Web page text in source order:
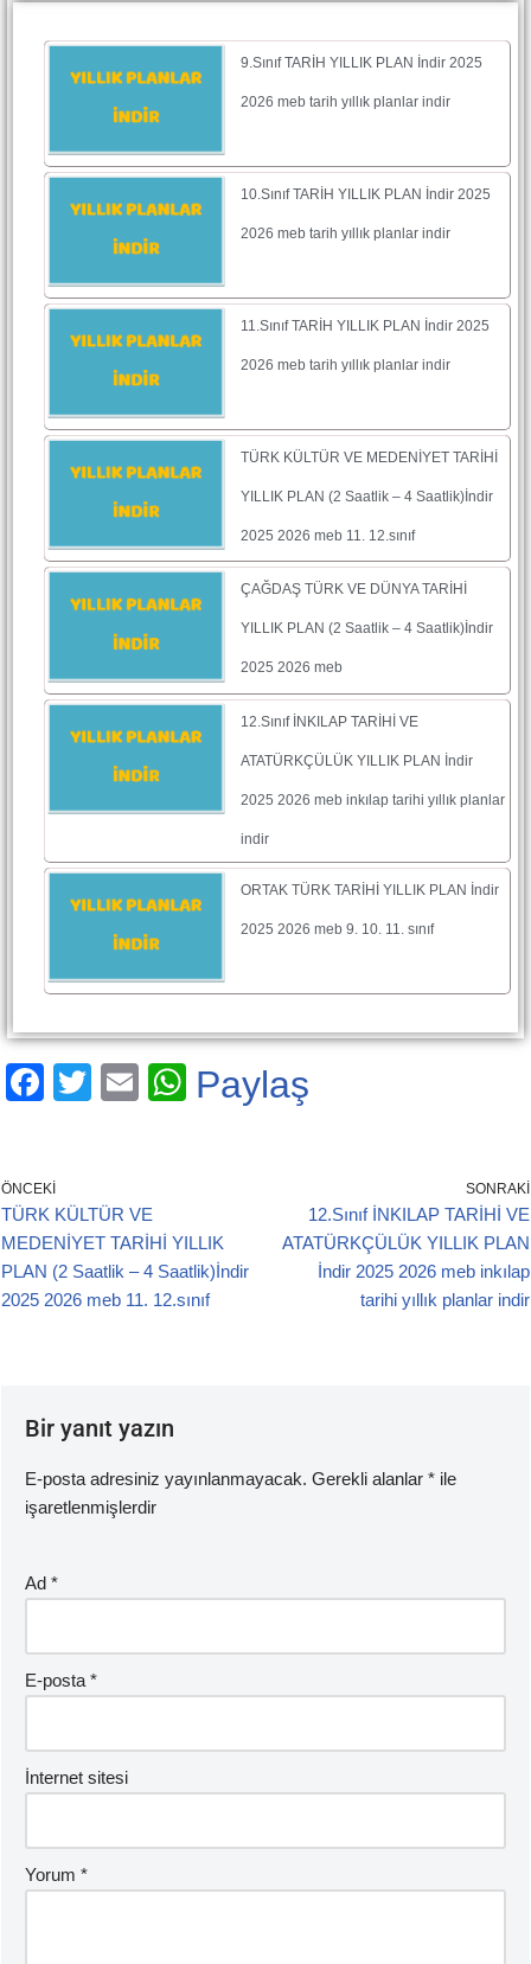
9.Sınıf TARİH YILLIK PLAN İndir 2025
2026 meb tarih yıllık planlar indir
10.Sınıf TARİH YILLIK PLAN İndir 2025
2026 meb tarih yıllık planlar indir
11.Sınıf TARİH YILLIK PLAN İndir 2025
2026 meb tarih yıllık planlar indir
TÜRK KÜLTÜR VE MEDENİYET TARİHİ
YILLIK PLAN (2 Saatlik – 4 Saatlik)İndir
2025 2026 meb 11. 12.sınıf
ÇAĞDAŞ TÜRK VE DÜNYA TARİHİ
YILLIK PLAN (2 Saatlik – 4 Saatlik)İndir
2025 2026 meb
12.Sınıf İNKILAP TARİHİ VE
ATATÜRKÇÜLÜK YILLIK PLAN İndir
2025 2026 meb inkılap tarihi yıllık planlar
indir
ORTAK TÜRK TARİHİ YILLIK PLAN İndir
2025 2026 meb 9. 10. 11. sınıf
F
e
b
o
o
T
er
E
W
A
p
p
Paylaş
ÖNCEKI
TÜRK KÜLTÜR VE
MEDENİYET TARİHİ YILLIK
PLAN (2 Saatlik – 4 Saatlik)İndir
2025 2026 meb 11. 12.sınıf
SONRAKI
12.Sınıf İNKILAP TARİHİ VE
ATATÜRKÇÜLÜK YILLIK PLAN
İndir 2025 2026 meb inkılap
tarihi yıllık planlar indir
Bir yanıt yazın
E-posta adresiniz yayınlanmayacak. Gerekli alanlar * ile
işaretlenmişlerdir
Ad *
E-posta *
İnternet sitesi
Yorum *